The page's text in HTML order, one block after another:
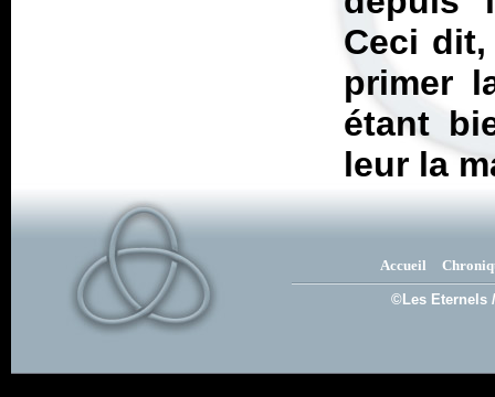
Ceci
primer
étant
leur la
Accueil
©Les Eternels